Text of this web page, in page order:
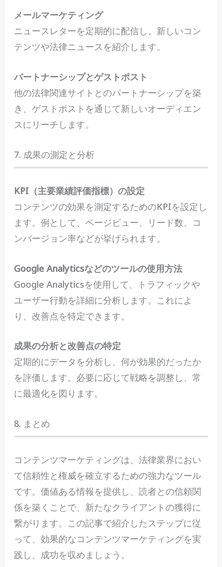
メールマーケティング
ニュースレターを定期的に配信し、新しいコン
テンツや法律ニュースを紹介します。
パートナーシップとゲストポスト
他の法律関連サイトとのパートナーシップを築
き、ゲストポストを通じて新しいオーディエン
スにリーチします。
7. 成果の測定と分析
KPI（主要業績評価指標）の設定
コンテンツの効果を測定するためのKPIを設定し
ます。例として、ページビュー、リード数、コ
ンバージョン率などが挙げられます。
Google Analyticsなどのツールの使用方法
Google Analyticsを使用して、トラフィックや
ユーザー行動を詳細に分析します。これによ
り、改善点を特定できます。
成果の分析と改善点の特定
定期的にデータを分析し、何が効果的だったか
を評価します。必要に応じて戦略を調整し、常
に最適化を図ります。
8. まとめ
コンテンツマーケティングは、法律業界におい
て信頼性と権威を確立するための強力なツール
です。価値ある情報を提供し、読者との信頼関
係を築くことで、新たなクライアントの獲得に
繋がります。この記事で紹介したステップに従
って、効果的なコンテンツマーケティングを実
践し、成功を収めましょう。